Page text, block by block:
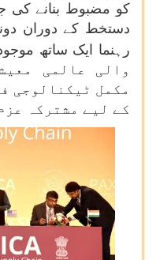
کو مضبوط بنانے کی
دستخط کے دوران
رہنما ایک ساتھ
والی عالمی
مکمل ٹیکنالوجی
کے لیے مشترکہ